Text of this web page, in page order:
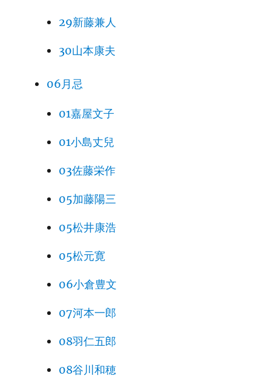
29新藤兼人
30山本康夫
06月忌
01嘉屋文子
01小島丈兒
03佐藤栄作
05加藤陽三
05松井康浩
05松元寛
06小倉豊文
07河本一郎
08羽仁五郎
08谷川和穂